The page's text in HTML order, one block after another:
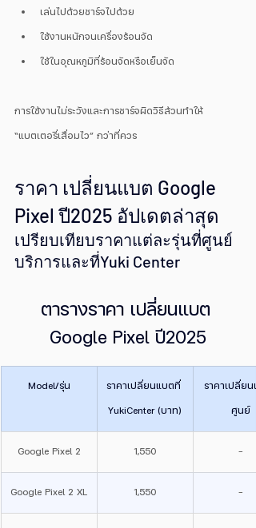
เล่นไปด้วยชาร์จไปด้วย
ใช้งานหนักจนเครื่องร้อนจัด
ใช้ในอุณหภูมิที่ร้อนจัดหรือเย็นจัด
การใช้งานไม่ระวังและการชาร์จผิดวิธีล้วนทำให้
“แบตเตอรี่เสื่อมไว” กว่าที่ควร
ราคา เปลี่ยนแบต Google
Pixel ปี2025 อัปเดตล่าสุด
เปรียบเทียบราคาแต่ละรุ่นที่ศูนย์
บริการและที่Yuki Center
ตารางราคา เปลี่ยนแบต
Google Pixel ปี2025
Model/รุ่น
ราคาเปลี่ยนแบตที่
YukiCenter (บาท)
ราคาเปลี่ยน
ศูนย์
Google Pixel 2 1,550 -
Google Pixel 2 XL 1,550 -